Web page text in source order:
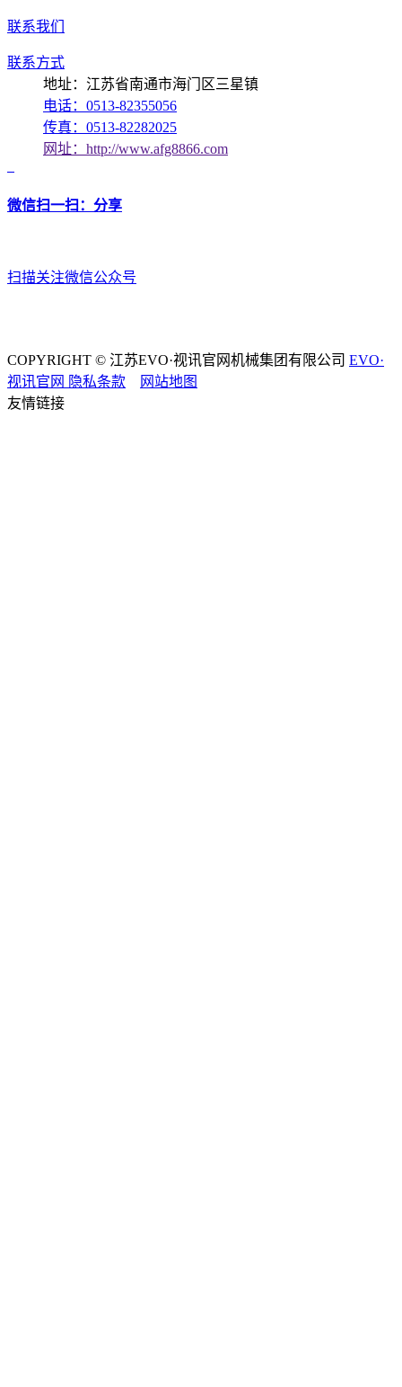
联系我们
联系方式
地址：江苏省南通市海门区三星镇
电话：0513-82355056
传真：0513-82282025
网址：http://www.afg8866.com
微信扫一扫：分享
扫描关注微信公众号
COPYRIGHT © 江苏EVO·视讯官网机械集团有限公司 EVO·
视讯官网 隐私条款
网站地图
友情链接